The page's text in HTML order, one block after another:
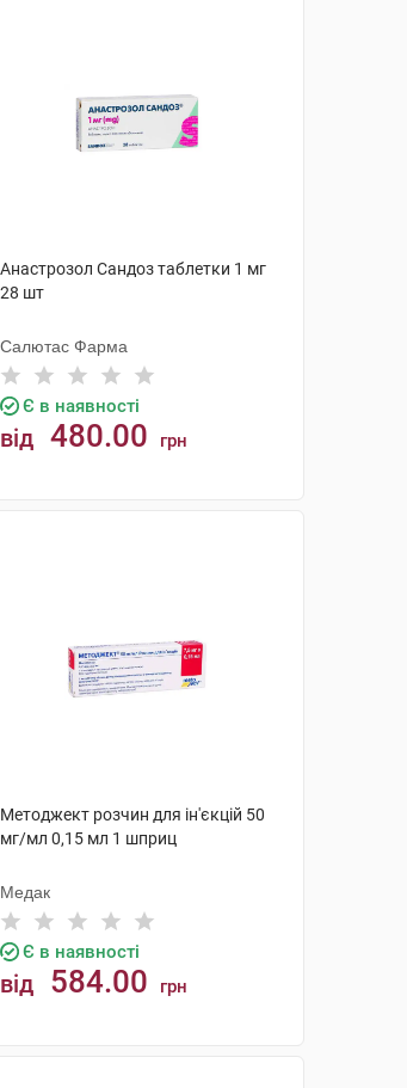
Анастрозол Сандоз таблетки 1 мг
28 шт
Салютас Фарма
Є в наявності
від 480.00 грн
Методжект розчин для ін'єкцій 50
мг/мл 0,15 мл 1 шприц
Медак
Є в наявності
від 584.00 грн